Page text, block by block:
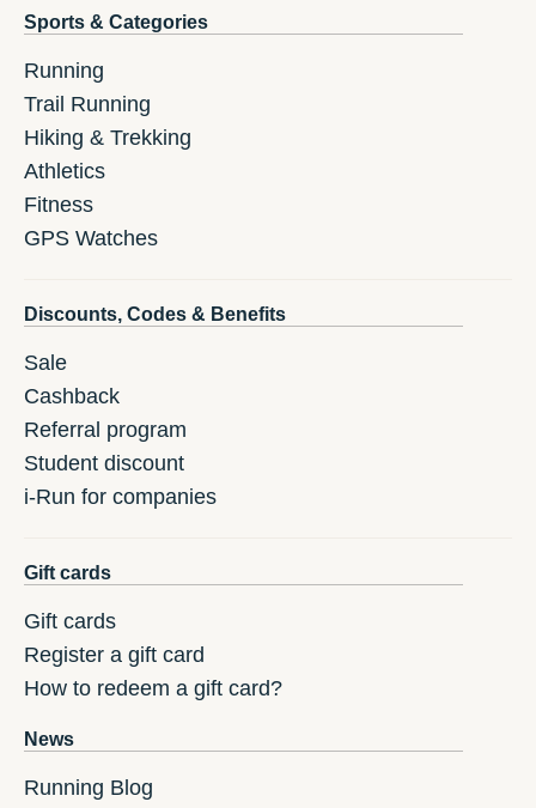
Sports & Categories
Running
Trail Running
Hiking & Trekking
Athletics
Fitness
GPS Watches
Discounts, Codes & Benefits
Sale
Cashback
Referral program
Student discount
i-Run for companies
Gift cards
Gift cards
Register a gift card
How to redeem a gift card?
News
Running Blog